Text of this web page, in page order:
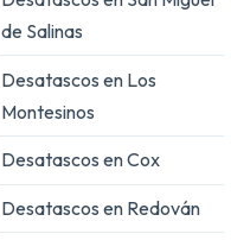
de Salinas
Desatascos en Los
Montesinos
Desatascos en Cox
Desatascos en Redován